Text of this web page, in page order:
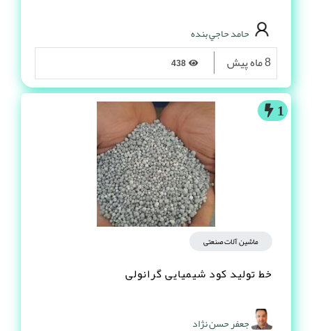
حامد حاجي بنده
8 ماه پیش
1
ماشین آلات صنعتی
خط تولید کود شیمیایی گرانولی
جعفر حسن نژاد